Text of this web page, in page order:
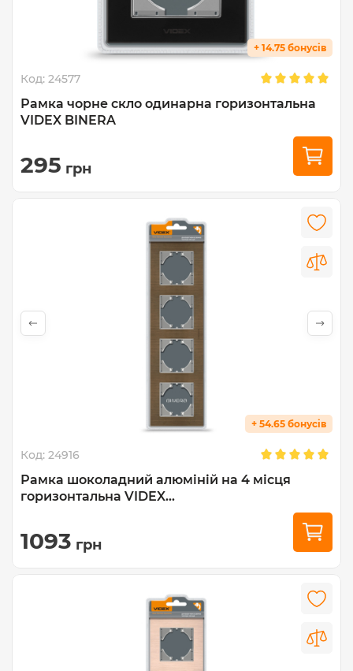
+ 14.75 бонусів
Код: 24577
Рамка чорне скло одинарна горизонтальна
VIDEX BINERA
295 грн
+ 54.65 бонусів
Код: 24916
Рамка шоколадний алюміній на 4 місця
горизонтальна VIDEX...
1093 грн